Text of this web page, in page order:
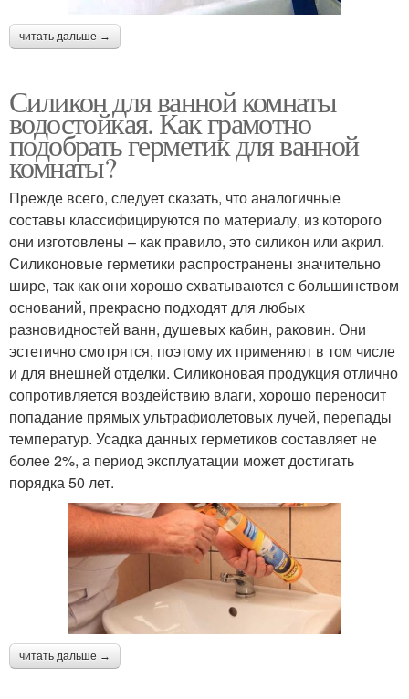
читать дальше →
Силикон для ванной комнаты
водостойкая. Как грамотно
подобрать герметик для ванной
комнаты?
Прежде всего, следует сказать, что аналогичные
составы классифицируются по материалу, из которого
они изготовлены – как правило, это силикон или акрил.
Силиконовые герметики распространены значительно
шире, так как они хорошо схватываются с большинством
оснований, прекрасно подходят для любых
разновидностей ванн, душевых кабин, раковин. Они
эстетично смотрятся, поэтому их применяют в том числе
и для внешней отделки. Силиконовая продукция отлично
сопротивляется воздействию влаги, хорошо переносит
попадание прямых ультрафиолетовых лучей, перепады
температур. Усадка данных герметиков составляет не
более 2%, а период эксплуатации может достигать
порядка 50 лет.
читать дальше →